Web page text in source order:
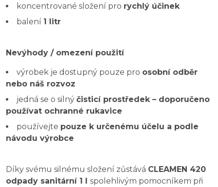
koncentrované složení pro rychlý účinek
balení 1 litr
Nevýhody / omezení použití
výrobek je dostupný pouze pro osobní odběr
nebo náš rozvoz
jedná se o silný čisticí prostředek – doporučeno
používat ochranné rukavice
používejte pouze k určenému účelu a podle
návodu výrobce
Díky svému silnému složení zůstává CLEAMEN 420
odpady sanitární 1 l spolehlivým pomocníkem při